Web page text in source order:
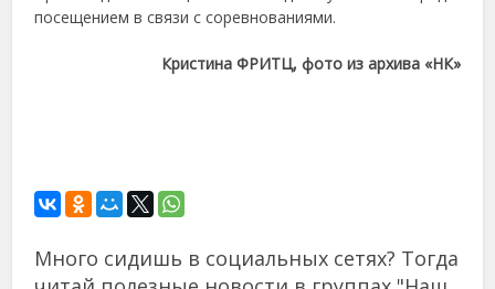
посещением в связи с соревнованиями.
Кристина ФРИТЦ, фото из архива «НК»
Много сидишь в социальных сетях? Тогда